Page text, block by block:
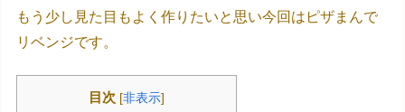
もう少し見た目もよく作りたいと思い今回はピザまんで
リベンジです。
目次 [非表示]